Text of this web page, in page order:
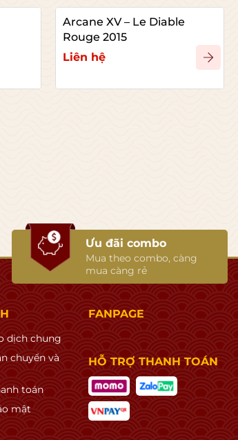
Arcane XV – Le Diable
Rouge 2015
Liên hệ
Ưu đãi combo
Mua theo combo, càng
mua càng rẻ
dịch chung
chuyển và
toán
mật
FANPAGE
HỖ TRỢ THANH TOÁN